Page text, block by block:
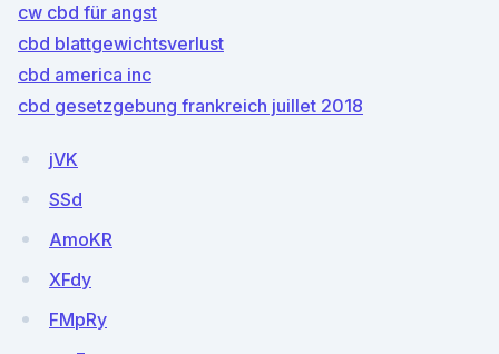
cw cbd für angst
cbd blattgewichtsverlust
cbd america inc
cbd gesetzgebung frankreich juillet 2018
jVK
SSd
AmoKR
XFdy
FMpRy